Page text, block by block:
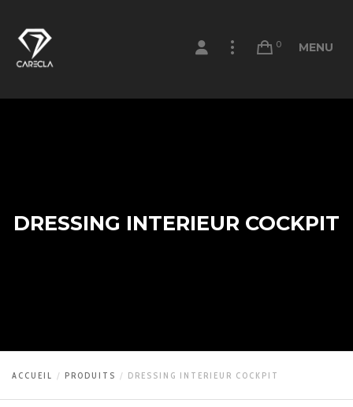
MENU
0
DRESSING INTERIEUR COCKPIT
ACCUEIL PRODUITS DRESSING INTERIEUR COCKPIT